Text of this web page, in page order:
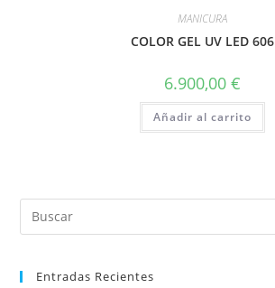
MANICURA
COLOR GEL UV LED 606
6.900,00 €
Añadir al carrito
Entradas Recientes